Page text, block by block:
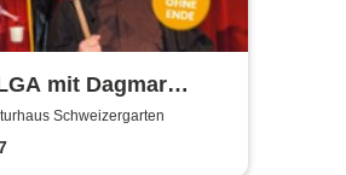
mit Dagmar
Wolfgang Fliedler
Schweizergarten